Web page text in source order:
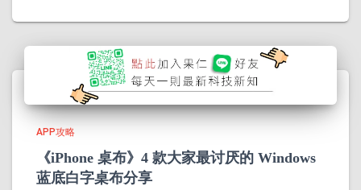
APP攻略
《iPhone 桌布》4 款大家最讨厌的 Windows
蓝底白字桌布分享